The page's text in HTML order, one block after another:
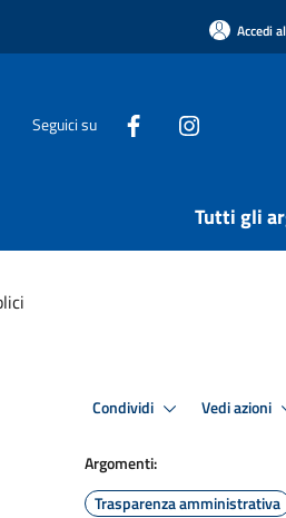
Accedi
Seguici su
Tutti gli
Condividi Vedi azioni
Argomenti:
Trasparenza amministrativa